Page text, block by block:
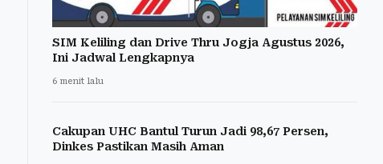
SIM Keliling dan Drive Thru Jogja Agustus 2026,
Ini Jadwal Lengkapnya
6 menit lalu
Cakupan UHC Bantul Turun Jadi 98,67 Persen,
Dinkes Pastikan Masih Aman